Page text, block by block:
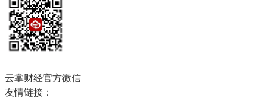
云掌财经官方微信
友情链接：